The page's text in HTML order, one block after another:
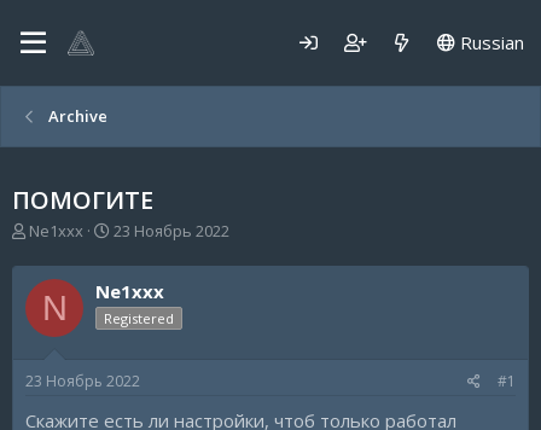
Russian
Archive
ПОМОГИТЕ
А
т
о
р
м
Ne1xxx
Д
т
а
н
а
а
23 Ноябрь 2022
N Ne1xxx
Registered
23 Ноябрь 2022 #1
Скажите есть ли настройки, чтоб только работал